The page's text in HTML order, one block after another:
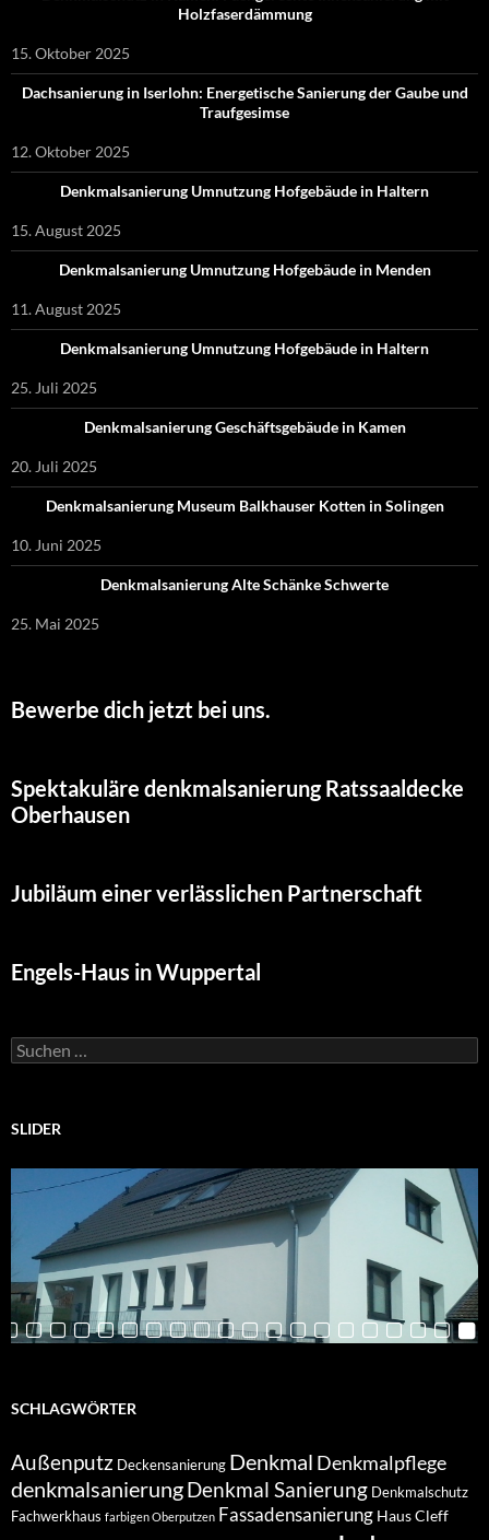
Holzfaserdämmung
15. Oktober 2025
Dachsanierung in Iserlohn: Energetische Sanierung der Gaube und
Traufgesimse
12. Oktober 2025
Denkmalsanierung Umnutzung Hofgebäude in Haltern
15. August 2025
Denkmalsanierung Umnutzung Hofgebäude in Menden
11. August 2025
Denkmalsanierung Umnutzung Hofgebäude in Haltern
25. Juli 2025
Denkmalsanierung Geschäftsgebäude in Kamen
20. Juli 2025
Denkmalsanierung Museum Balkhauser Kotten in Solingen
10. Juni 2025
Denkmalsanierung Alte Schänke Schwerte
25. Mai 2025
Bewerbe dich jetzt bei uns.
Spektakuläre denkmalsanierung Ratssaaldecke
Oberhausen
Jubiläum einer verlässlichen Partnerschaft
Engels-Haus in Wuppertal
Suchen
nach:
SLIDER
SCHLAGWÖRTER
Außenputz Deckensanierung Denkmal Denkmalpflege
denkmalsanierungDenkmal Sanierung Denkmalschutz
Fachwerkhaus farbigen Oberputzen Fassadensanierung Haus Cleff